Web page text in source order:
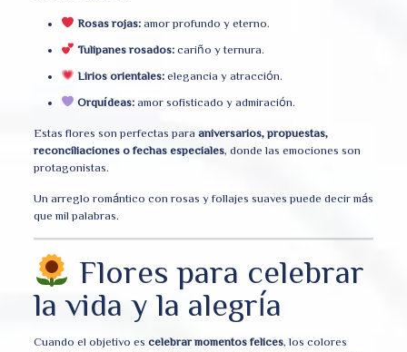
Rosas rojas:amor profundo y eterno.
Tulipanes rosados:cariño y ternura.
Lirios orientales:elegancia y atracción.
Orquídeas:amor sofisticado y admiración.
Estas flores son perfectas para aniversarios, propuestas,
reconciliaciones o fechas especiales, donde las emociones son
protagonistas.
Un arreglo romántico con rosas y follajes suaves puede decir más
que mil palabras.
Flores para celebrar
la vida y la alegría
Cuando el objetivo es celebrar momentos felices, los colores